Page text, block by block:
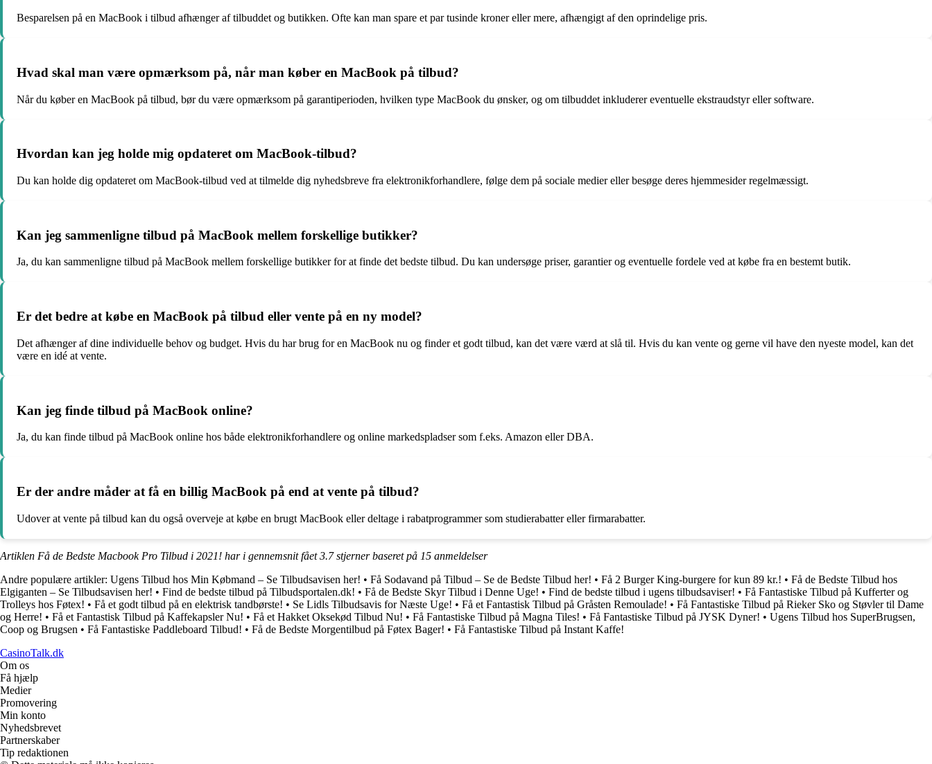
Besparelsen på en MacBook i tilbud afhænger af tilbuddet og butikken. Ofte kan man spare et par tusinde kroner eller mere, afhængigt af den oprindelige pris.
Hvad skal man være opmærksom på, når man køber en MacBook på tilbud?
Når du køber en MacBook på tilbud, bør du være opmærksom på garantiperioden, hvilken type MacBook du ønsker, og om tilbuddet inkluderer eventuelle ekstraudstyr eller software.
Hvordan kan jeg holde mig opdateret om MacBook-tilbud?
Du kan holde dig opdateret om MacBook-tilbud ved at tilmelde dig nyhedsbreve fra elektronikforhandlere, følge dem på sociale medier eller besøge deres hjemmesider regelmæssigt.
Kan jeg sammenligne tilbud på MacBook mellem forskellige butikker?
Ja, du kan sammenligne tilbud på MacBook mellem forskellige butikker for at finde det bedste tilbud. Du kan undersøge priser, garantier og eventuelle fordele ved at købe fra en bestemt butik.
Er det bedre at købe en MacBook på tilbud eller vente på en ny model?
Det afhænger af dine individuelle behov og budget. Hvis du har brug for en MacBook nu og finder et godt tilbud, kan det være værd at slå til. Hvis du kan vente og gerne vil have den nyeste model, kan det
være en idé at vente.
Kan jeg finde tilbud på MacBook online?
Ja, du kan finde tilbud på MacBook online hos både elektronikforhandlere og online markedspladser som f.eks. Amazon eller DBA.
Er der andre måder at få en billig MacBook på end at vente på tilbud?
Udover at vente på tilbud kan du også overveje at købe en brugt MacBook eller deltage i rabatprogrammer som studierabatter eller firmarabatter.
Artiklen Få de Bedste Macbook Pro Tilbud i 2021! har i gennemsnit fået3.7stjerner baseret på 15 anmeldelser
Andre populære artikler: Ugens Tilbud hos Min Købmand – Se Tilbudsavisen her! • Få Sodavand på Tilbud – Se de Bedste Tilbud her! • Få 2 Burger King-burgere for kun 89 kr.! • Få de Bedste Tilbud hos
Elgiganten – Se Tilbudsavisen her! • Find de bedste tilbud på Tilbudsportalen.dk! • Få de Bedste Skyr Tilbud i Denne Uge! • Find de bedste tilbud i ugens tilbudsaviser! • Få Fantastiske Tilbud på Kufferter og
Trolleys hos Føtex! • Få et godt tilbud på en elektrisk tandbørste! • Se Lidls Tilbudsavis for Næste Uge! • Få et Fantastisk Tilbud på Gråsten Remoulade! • Få Fantastiske Tilbud på Rieker Sko og Støvler til Dame
og Herre! • Få et Fantastisk Tilbud på Kaffekapsler Nu! • Få et Hakket Oksekød Tilbud Nu! • Få Fantastiske Tilbud på Magna Tiles! • Få Fantastiske Tilbud på JYSK Dyner! • Ugens Tilbud hos SuperBrugsen,
Coop og Brugsen • Få Fantastiske Paddleboard Tilbud! • Få de Bedste Morgentilbud på Føtex Bager! • Få Fantastiske Tilbud på Instant Kaffe!
CasinoTalk.dk
Om os
Få hjælp
Medier
Promovering
Min konto
Nyhedsbrevet
Partnerskaber
Tip redaktionen